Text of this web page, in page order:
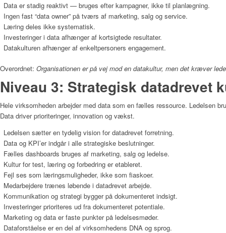
Data er stadig reaktivt — bruges efter kampagner, ikke til planlægning.
Ingen fast “data owner” på tværs af marketing, salg og service.
Læring deles ikke systematisk.
Investeringer i data afhænger af kortsigtede resultater.
Datakulturen afhænger af enkeltpersoners engagement.
Overordnet: Organisationen er på vej mod en datakultur, men det kræver
Niveau 3: Strategisk datadrevet
Hele virksomheden arbejder med data som en fælles ressource. Ledelsen
Data driver prioriteringer, innovation og vækst.
Ledelsen sætter en tydelig vision for datadrevet forretning.
Data og KPI’er indgår i alle strategiske beslutninger.
Fælles dashboards bruges af marketing, salg og ledelse.
Kultur for test, læring og forbedring er etableret.
Fejl ses som læringsmuligheder, ikke som fiaskoer.
Medarbejdere trænes løbende i datadrevet arbejde.
Kommunikation og strategi bygger på dokumenteret indsigt.
Investeringer prioriteres ud fra dokumenteret potentiale.
Marketing og data er faste punkter på ledelsesmøder.
Dataforståelse er en del af virksomhedens DNA og sprog.